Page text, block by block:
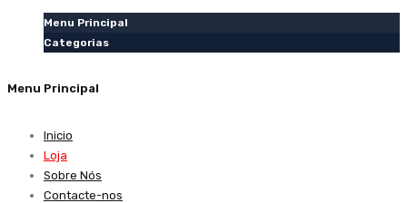
Menu Principal
Categorias
Menu Principal
Inicio
Loja
Sobre Nós
Contacte-nos